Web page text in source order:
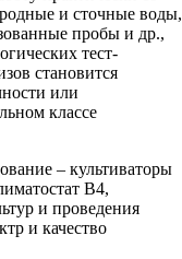
и сточные воды,
пробы и др.,
тест-
становится
или
классе
– культиваторы
В4,
и проведения
и качество